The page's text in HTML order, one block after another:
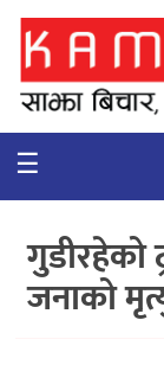
गृहपृष्ठ
समाचार
कुटनिती
कुराकानी
☰
गुडीरहेको
जनाको